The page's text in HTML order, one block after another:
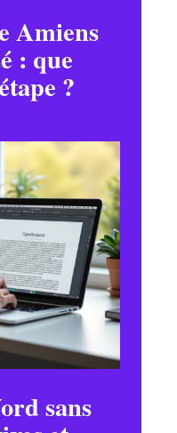
Amiens
: que
?
sans